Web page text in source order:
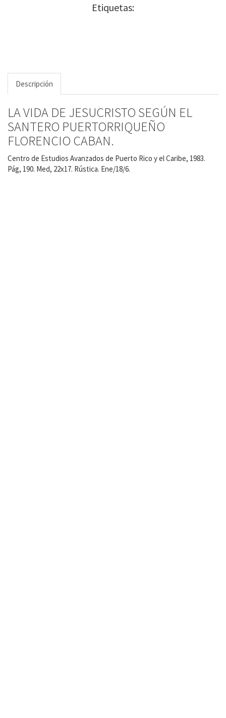
Etiquetas:
Descripción
LA VIDA DE JESUCRISTO SEGÚN EL
SANTERO PUERTORRIQUEÑO
FLORENCIO CABAN.
Centro de Estudios Avanzados de Puerto Rico y el Caribe, 1983.
Pág, 190. Med, 22x17. Rústica. Ene/18/6.